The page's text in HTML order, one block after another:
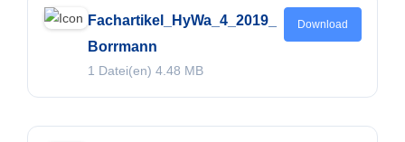
Fachartikel_HyWa_4_2019_
Borrmann
1 Datei(en) 4.48 MB
Download